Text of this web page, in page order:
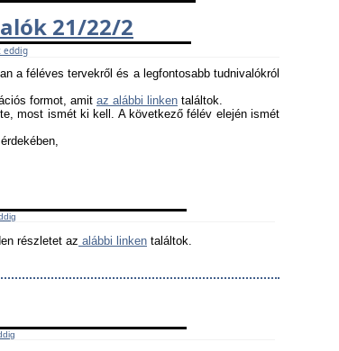
21/22/2
eddig
a féléves tervekről és a legfontosabb tudnivalókról
formot, amit az alábbi linken találtok.
most ismét ki kell. A következő félév elején ismét
részletet az alábbi linken találtok.